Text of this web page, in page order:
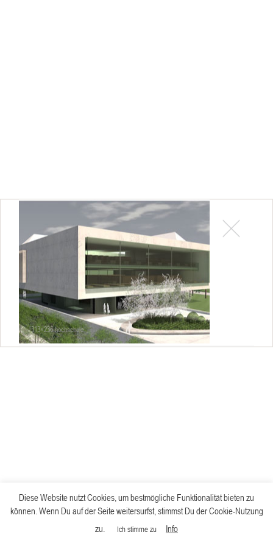
313×236 hochschule
Diese Website nutzt Cookies, um bestmögliche Funktionalität bieten zu
können. Wenn Du auf der Seite weitersurfst, stimmst Du der Cookie-Nutzung
zu.
Ich stimme zu Info